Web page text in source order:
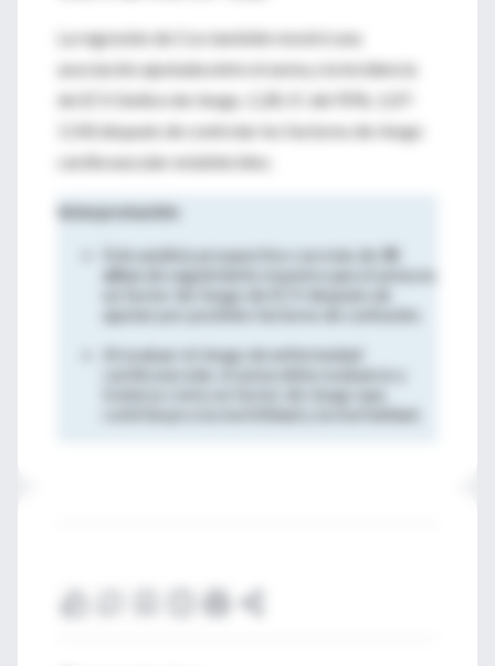
La regresión de Cox también mostró una
asociación ajustada entre el asma y la incidencia
de ECV (índice de riesgo, 1,28; IC del 95%, 1,07-
1,54) después de controlar los factores de riesgo
cardiovascular establecidos.
Interpretación
Este análisis prospectivo con más de 35
de seguimiento muestra que el asma es
ajustar por posibles factores de confusión.
Al evaluar el riesgo de enfermedad
cardiovascular, el asma debe evaluarse y
contribuye a la morbilidad y la mortalidad.